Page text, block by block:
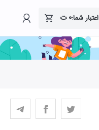
اعتبار شما:۰ت